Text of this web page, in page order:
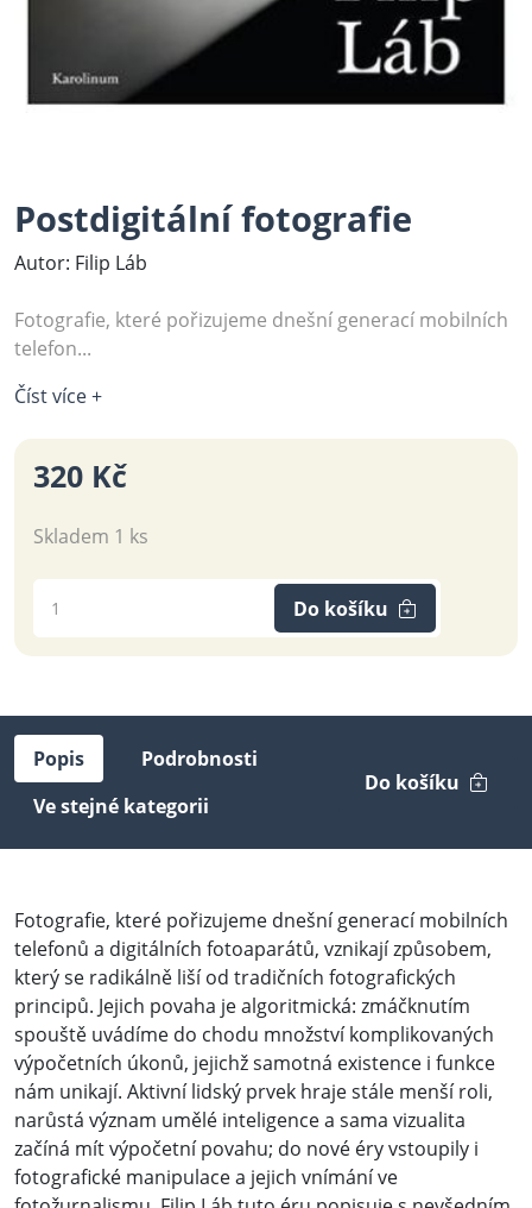
Postdigitální fotografie
Autor: Filip Láb
Fotografie, které pořizujeme dnešní generací mobilních
telefon...
Číst více +
320 Kč
Skladem 1 ks
Do košíku
Popis
Podrobnosti
Ve stejné kategorii
Do košíku
Fotografie, které pořizujeme dnešní generací mobilních
telefonů a digitálních fotoaparátů, vznikají způsobem,
který se radikálně liší od tradičních fotografických
principů. Jejich povaha je algoritmická: zmáčknutím
spouště uvádíme do chodu množství komplikovaných
výpočetních úkonů, jejichž samotná existence i funkce
nám unikají. Aktivní lidský prvek hraje stále menší roli,
narůstá význam umělé inteligence a sama vizualita
začíná mít výpočetní povahu; do nové éry vstoupily i
fotografické manipulace a jejich vnímání ve